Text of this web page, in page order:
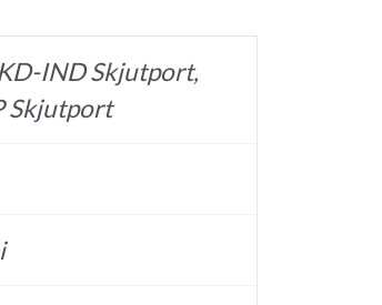
IND Skjutport,
Skjutport